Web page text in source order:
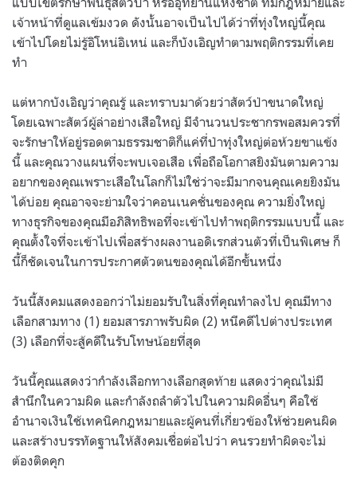
เจ้าหน้าที่ดูแลเข้มงวด ดังนั้นอาจเป็นไปได้ว่าที่ทุ่งใหญ่นี้คุณ
เข้าไปโดยไม่รู้อิโหน่อิเหน่ และก็บังเอิญทำตามพฤติกรรมที่เคย
ทำ
แต่หากบังเอิญว่าคุณรู้ และทราบมาด้วยว่าสัตว์ป่าขนาดใหญ่
โดยเฉพาะสัตว์ผู้ล่าอย่างเสือใหญ่ มีจำนวนประชากรพอสมควรที่
จะรักษาให้อยู่รอดตามธรรมชาติก็แค่ที่ป่าทุ่งใหญ่ต่อห้วยขาแข้ง
นี้ และคุณวางแผนที่จะพบเจอเสือ เพื่อถือโอกาสยิงมันตามความ
อยากของคุณเพราะเสือในโลกก็ไม่ใช่ว่าจะมีมากจนคุณเคยยิงมัน
ได้บ่อย คุณอาจจะย่ามใจว่าคอนเนคชั่นของคุณ ความยิ่งใหญ่
ทางธุรกิจของคุณมีอภิสิทธิพอที่จะเข้าไปทำพฤติกรรมแบบนี้ และ
คุณตั้งใจที่จะเข้าไปเพื่อสร้างผลงานอดิเรกส่วนตัวที่เป็นพิเศษ ก็
นี้ก็ชัดเจนในการประกาศตัวตนของคุณได้อีกขั้นหนึ่ง
วันนี้สังคมแสดงออกว่าไม่ยอมรับในสิ่งที่คุณทำลงไป คุณมีทาง
เลือกสามทาง (1) ยอมสารภาพรับผิด (2) หนีคดีไปต่างประเทศ
(3) เลือกที่จะสู้คดีในรับโทษน้อยที่สุด
วันนี้คุณแสดงว่ากำลังเลือกทางเลือกสุดท้าย แสดงว่าคุณไม่มี
สำนึกในความผิด และกำลังถลำตัวไปในความผิดอื่นๆ คือใช้
อำนาจเงินใช้เทคนิคกฎหมายและผู้คนที่เกี่ยวข้องให้ช่วยคนผิด
และสร้างบรรทัดฐานให้สังคมเชื่อต่อไปว่า คนรวยทำผิดจะไม่
ต้องติดคุก